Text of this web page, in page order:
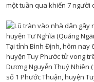
một tuần qua khiến 7 người
Tại tỉnh Bình Định, hôm nay
huyện Tuy Phước tử vong
Dương Nguyễn Thuý Nhiên
số 1 Phước Thuận, huyện